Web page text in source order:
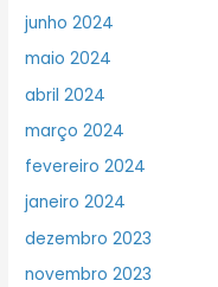
junho 2024
maio 2024
abril 2024
março 2024
fevereiro 2024
janeiro 2024
dezembro 2023
novembro 2023